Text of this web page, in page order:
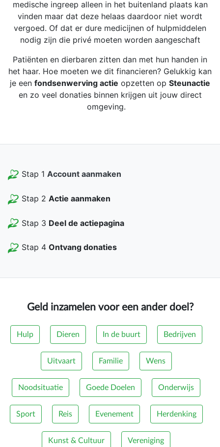
medische ingreep alleen in het buitenland plaats kan
vinden maar dat deze helaas daardoor niet wordt
vergoed. Of dat er dure medicijnen of hulpmiddelen
nodig zijn die privé moeten worden aangeschaft
Patiënten en dierbaren zitten dan met hun handen in
het haar. Hoe moeten we dit financieren? Gelukkig kan
je een fondsenwerving actie opzetten op Steunactie
en zo veel donaties binnen krijgen uit jouw direct
omgeving.
Stap 1 Account aanmaken
Stap 2 Actie aanmaken
Stap 3 Deel de actiepagina
Stap 4 Ontvang donaties
Geld inzamelen voor een ander doel?
Hulp Dieren In de buurt Bedrijven
Uitvaart Familie Wens
Noodsituatie Goede Doelen Onderwijs
Sport Reis Evenement Herdenking
Kunst & Cultuur Vereniging